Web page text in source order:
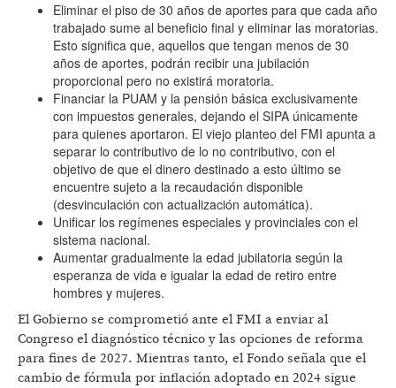
Eliminar el piso de 30 años de aportes para que cada año
trabajado sume al beneficio final y eliminar las moratorias.
Esto significa que, aquellos que tengan menos de 30
años de aportes, podrán recibir una jubilación
proporcional pero no existirá moratoria.
Financiar la PUAM y la pensión básica exclusivamente
con impuestos generales, dejando el SIPA únicamente
para quienes aportaron. El viejo planteo del FMI apunta a
separar lo contributivo de lo no contributivo, con el
objetivo de que el dinero destinado a esto último se
encuentre sujeto a la recaudación disponible
(desvinculación con actualización automática).
Unificar los regímenes especiales y provinciales con el
sistema nacional.
Aumentar gradualmente la edad jubilatoria según la
esperanza de vida e igualar la edad de retiro entre
hombres y mujeres.
El Gobierno se comprometió ante el FMI a enviar al
Congreso el diagnóstico técnico y las opciones de reforma
para fines de 2027. Mientras tanto, el Fondo señala que el
cambio de fórmula por inflación adoptado en 2024 sigue